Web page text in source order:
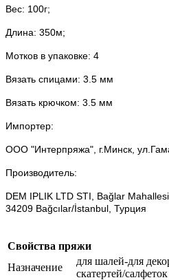
Вес: 100г;
Длина: 350м;
Мотков в упаковке: 4
Вязать спицами: 3.5 мм
Вязать крючком: 3.5 мм
Импортер:
ООО "Интерпряжа", г.Минск,
Производитель:
DEM IPLIK LTD STI, Bağlar
34209 Bağcılar/İstanbul, Турция
Свойства пряжи
Назначение
для шалей-для
скатертей/салфеток